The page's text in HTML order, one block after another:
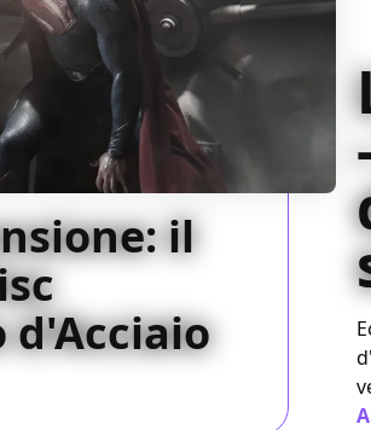
il
d'Acciaio